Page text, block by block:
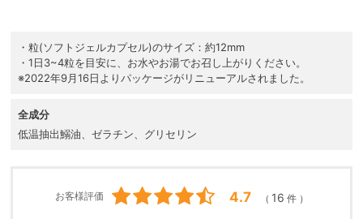
・粒(ソフトジェルカプセル)のサイズ：約12mm
・1日3~4粒を目安に、お水やお湯でお召し上がりください。
※2022年9月16日よりパッケージがリニューアルされました。
全成分
低温抽出鰯油、ゼラチン、グリセリン
お客様評価 4.7 （ 16 件 ）